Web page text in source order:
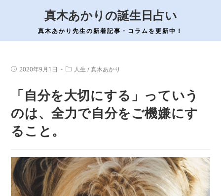
ン
真木あかりの誕生日占い
真木あかり先生の新着記事・コラムを更新中！
投 2020年9月1日
投
テ
ゴ
リ
ー:
人生 / 真木あかり
「自分を大切にする」っていう
のは、全力で自分をご機嫌にす
ること。